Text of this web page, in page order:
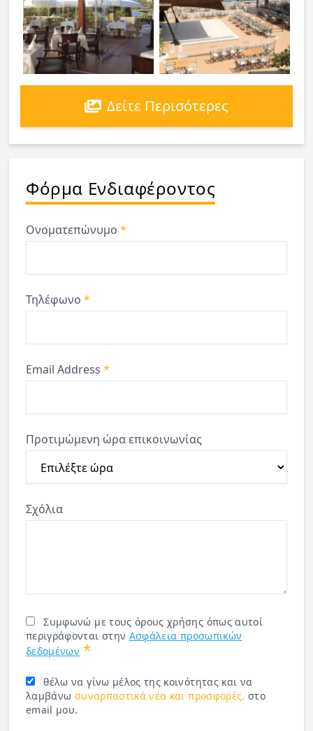
Δείτε Περισότερες
Φόρμα Ενδιαφέροντος
Ονοματεπώνυμο *
Τηλέφωνο *
Email Address *
Προτιμώμενη ώρα επικοινωνίας
Σχόλια
Συμφωνώ με τους όρους χρήσης όπως αυτοί
περιγράφονται στην Ασφάλεια προσωπικών
δεδομένων *
θέλω να γίνω μέλος της κοινότητας και να
λαμβάνω συναρπαστικά νέα και προσφορές. στο
email μου.